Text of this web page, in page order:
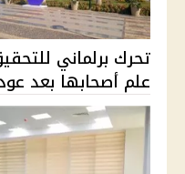
تحرك برلماني
علم أصحابها بعد